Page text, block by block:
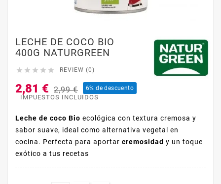
LECHE DE COCO BIO
400G NATURGREEN
     REVIEW (0)
2,81 € 2,99 € 6% de descuento
IMPUESTOS INCLUIDOS
Leche de coco Bio ecológica con textura cremosa y
sabor suave, ideal como alternativa vegetal en
cocina. Perfecta para aportar cremosidad y un toque
exótico a tus recetas